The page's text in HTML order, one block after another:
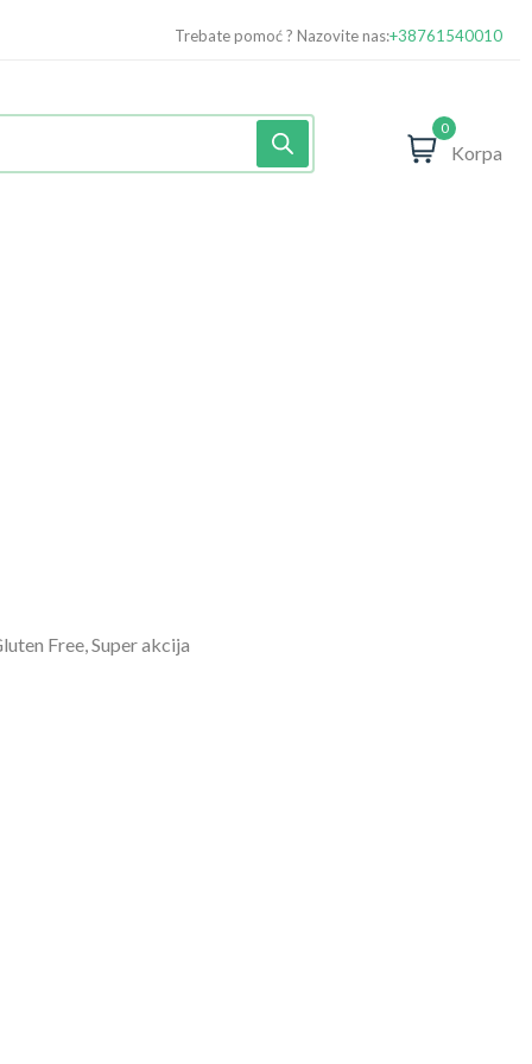
Trebate pomoć ? Nazovite nas:+38761540010
0
Korpa
Free, Super akcija